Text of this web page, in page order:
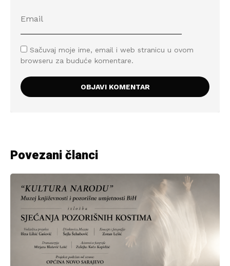
Sačuvaj moje ime, email i web stranicu u ovom
browseru za buduće komentare.
Povezani članci